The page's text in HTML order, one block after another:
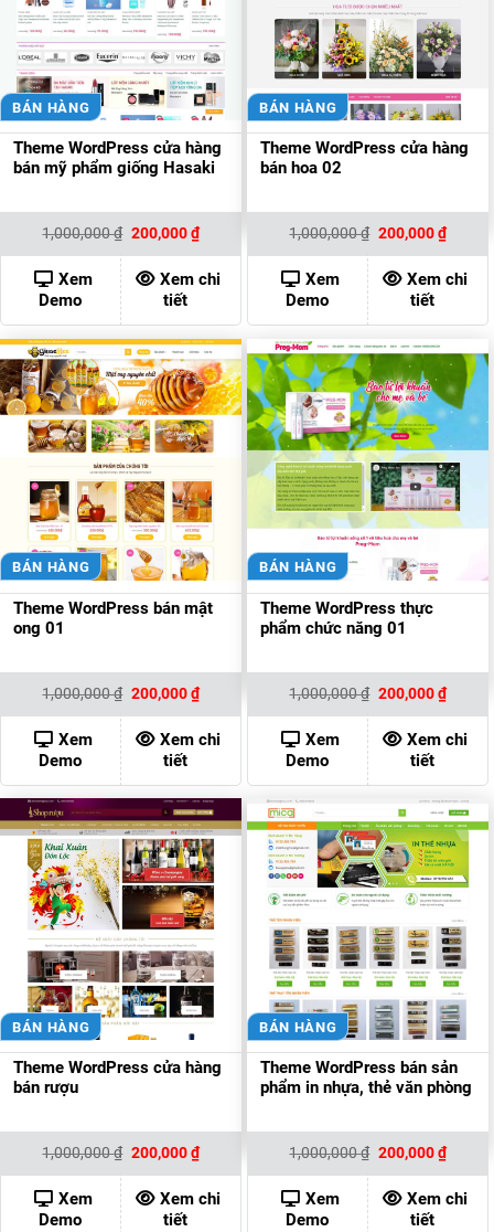
BÁN HÀNG
Theme WordPress cửa hàng
bán mỹ phẩm giống Hasaki
1,000,000₫ Giá
là:
1,000,000 ₫.
200,000₫Giá
hiện
tại
là:
200,000 ₫.
Xem
Demo
Xem chi
tiết
BÁN HÀNG
Theme WordPress cửa hàng
bán hoa 02
1,000,000₫ Giá
là:
1,000,000 ₫.
200,000₫Giá
hiện
tại
là:
Xem
Demo
Xem chi
tiết
BÁN HÀNG
Theme WordPress bán mật
ong 01
1,000,000₫ Giá
là:
1,000,000 ₫.
200,000₫Giá
hiện
tại
là:
200,000 ₫.
Xem
Demo
Xem chi
tiết
BÁN HÀNG
Theme WordPress thực
phẩm chức năng 01
1,000,000₫ Giá
là:
1,000,000 ₫.
200,000₫Giá
hiện
tại
là:
Xem
Demo
Xem chi
tiết
BÁN HÀNG
Theme WordPress cửa hàng
bán rượu
1,000,000₫ Giá
là:
1,000,000 ₫.
200,000₫Giá
hiện
tại
là:
200,000 ₫.
Xem
Demo
Xem chi
tiết
BÁN HÀNG
Theme WordPress bán sản
phẩm in nhựa, thẻ văn phòng
1,000,000₫ Giá
là:
1,000,000 ₫.
200,000₫Giá
hiện
tại
là:
Xem
Demo
Xem chi
tiết